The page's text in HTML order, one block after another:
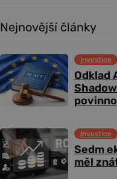
Nejnovější články
Odklad
Investice
Sedm
měl
Investice